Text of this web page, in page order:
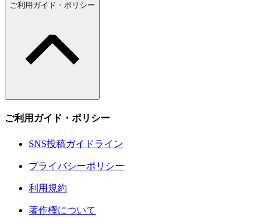
ご利用ガイド・ポリシー
ご利用ガイド・ポリシー
SNS投稿ガイドライン
プライバシーポリシー
利用規約
著作権について